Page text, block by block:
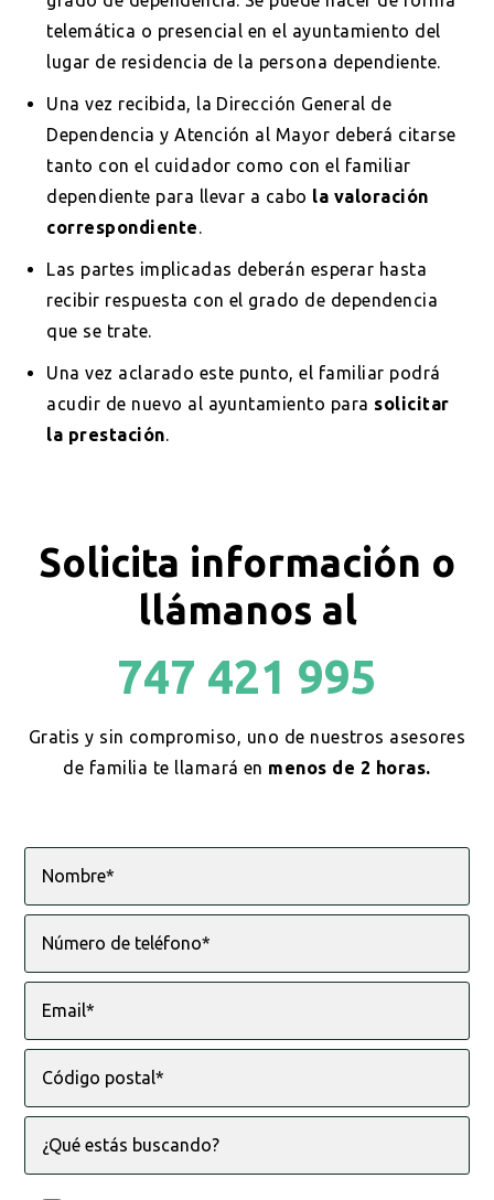
telemática o presencial en el ayuntamiento del
lugar de residencia de la persona dependiente.
Una vez recibida, la Dirección General de
Dependencia y Atención al Mayor deberá citarse
tanto con el cuidador como con el familiar
dependiente para llevar a cabo la valoración
correspondiente.
Las partes implicadas deberán esperar hasta
recibir respuesta con el grado de dependencia
que se trate.
Una vez aclarado este punto, el familiar podrá
acudir de nuevo al ayuntamiento para solicitar
la prestación.
Solicita información o
llámanos al
747 421 995
Gratis y sin compromiso, uno de nuestros asesores
de familia te llamará en menos de 2 horas.